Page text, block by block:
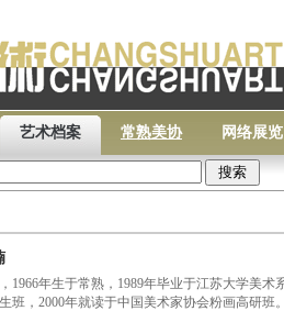
艺术档案 常熟美协 网络展览
1966年生于常熟，1989年毕业于江苏大学美术
班，2000年就读于中国美术家协会粉画高研